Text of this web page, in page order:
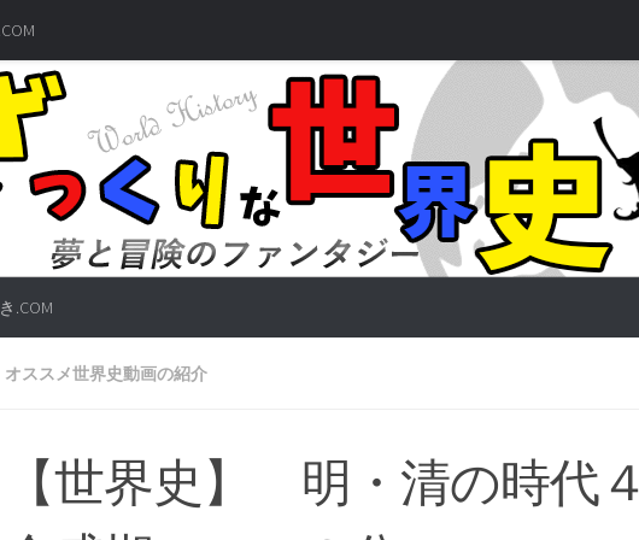
.COM
オススメ世界史動画の紹介
【世界史】 明・清の時